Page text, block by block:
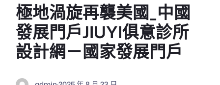
極地渦旋再襲美國_中國
發展門戶JIUYI俱意診所
設計網－國家發展門戶